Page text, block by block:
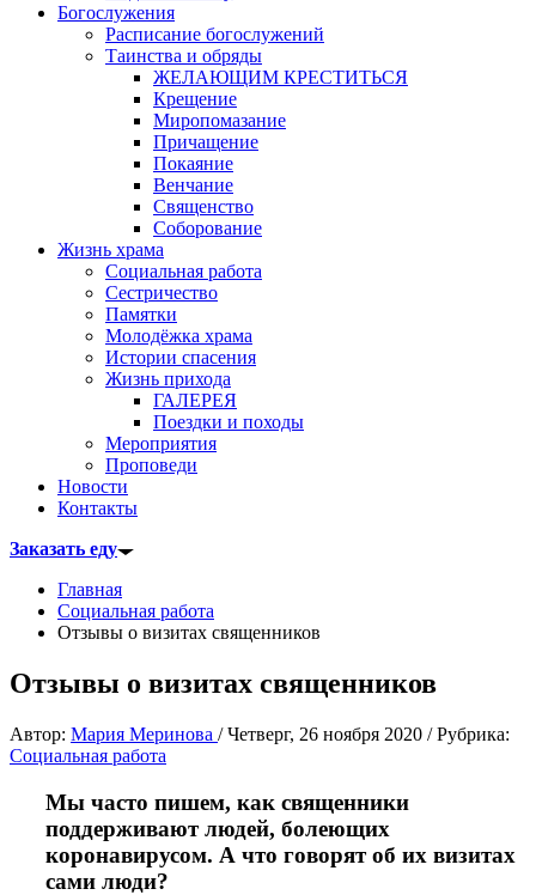
Богослужения
Расписание богослужений
Таинства и обряды
ЖЕЛАЮЩИМ КРЕСТИТЬСЯ
Крещение
Миропомазание
Причащение
Покаяние
Венчание
Священство
Соборование
Жизнь храма
Социальная работа
Сестричество
Памятки
Молодёжка храма
Истории спасения
Жизнь прихода
ГАЛЕРЕЯ
Поездки и походы
Мероприятия
Проповеди
Новости
Контакты
Заказать еду
Главная
Социальная работа
Отзывы о визитах священников
Отзывы о визитах священников
Автор: Мария Меринова /Четверг, 26 ноября 2020 /Рубрика:
Социальная работа
Мы часто пишем, как священники
поддерживают людей, болеющих
коронавирусом. А что говорят об их визитах
сами люди?